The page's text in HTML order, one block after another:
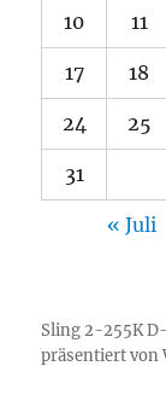
10 11
17 18
24 25
31
« Juli
Sling 2-255K
präsentiert von